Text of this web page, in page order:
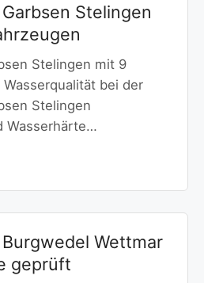
Stelingen
Stelingen mit 9
bei der
Stelingen
Wasserhärte…
Wettmar
geprüft